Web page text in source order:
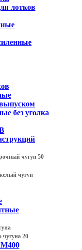
лотков
без уголка
чугун 50
чугун
чугуна 20